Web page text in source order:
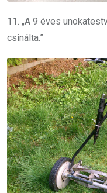
11. „A 9 éves
csinálta.”